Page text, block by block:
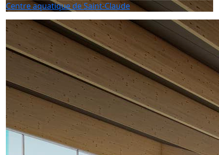
Centre aquatique de Saint-Claude